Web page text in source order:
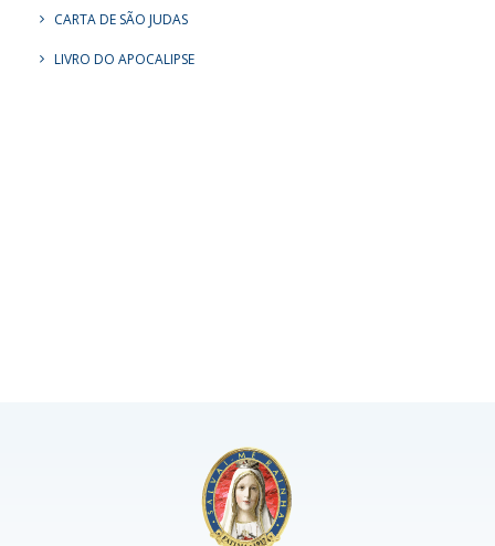
CARTA DE SÃO JUDAS
LIVRO DO APOCALIPSE